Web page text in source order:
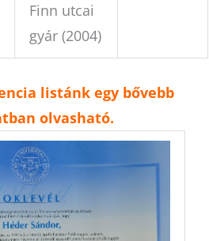
Finn utcai
gyár (2004)
listánk egy bővebb
olvasható.